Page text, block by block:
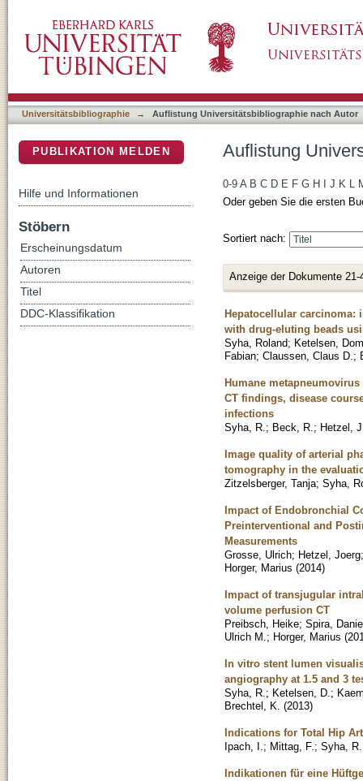
Universitätsbibliographie → Auflistung Universitätsbibliographie nach Autor
Auflistung
0-9 A B C D E F G H J K L
Oder geben Sie die ersten
Sortiert nach:
Anzeige der Dokumente 21-
Hepatocellular carcinoma:
with drug-eluting beads
Syha, Roland; Ketelsen,
Fabian; Claussen, Claus D. ;
Humane
CT findings, disease
infections
Syha, R. ; Beck, R. ; Hetzel,
Image quality of arterial
tomography in the
Zitzelsberger, Tanja; Syha,
Impact of Endobronchial
Preinterventional and
Measurements
Grosse, Ulrich; Hetzel, Joerg
Horger, Marius (2014)
Impact of transjugular
volume perfusion CT
Preibsch, Heike; Spira,
Ulrich M. ; Horger, Marius (
In vitro stent lumen
angiography at 1.5 and 3
Syha, R. ; Ketelsen, D. ;
Brechtel, K. (2013)
Indications for Total Hip
Ipach, I. ; Mittag, F. ; Syha, R.
Indikationen für eine
PUBLIKATION MELDEN
Hilfe und Informationen
Stöbern
Erscheinungsdatum
Autoren
Titel
DDC-Klassifikation